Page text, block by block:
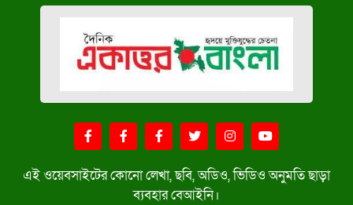
এই ওয়েবসাইটের কোনো লেখা, ছবি, অডিও, ভিডিও অনুমতি ছাড়া
ব্যবহার বেআইনি।